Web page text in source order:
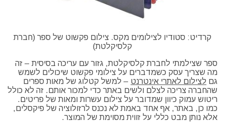
קרדיט: סטודיו לצילומים מקס. צילום פקשוט של ספר (חברת
קלסיקלטת)
ספר שצילמתי לחברת קלסיקלטת, גזור עם עריכה בסיסית – זה
מה שצריך עסק כשמדברים על צילומי פקשוט שיכולים לשמש
גם לצילום לאתרי אינטרנט – למשל קטלוג של מאות ספרים
שהחברה צריכה לצלם ולשים באתר כדי למכור אותם. זה לא כולל
ריטוש עמוק כיוון שמדובר על צילום עשרות ומאות של פריטים.
כמו כן, באתר, אף אחד באמת לא נכנס לרזולוציה של פיקסלים,
אלא נותן מבט כללי על זווית מסוימת של המוצר.